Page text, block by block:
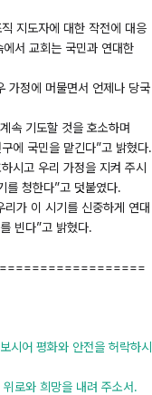
지도자에 대한 작전에 대응
서 교회는 국민과 연대한
가정에 머물면서 언제나 당국
속 기도할 것을 호소하며
에 국민을 맡긴다”고 밝혔다.
시고 우리 가정을 지켜 주시
를 청한다”고 덧붙였다.
가 이 시기를 신중하게 연대
빈다”고 밝혔다.
시어 평화와 안전을 허락하시
로와 희망을 내려 주소서.